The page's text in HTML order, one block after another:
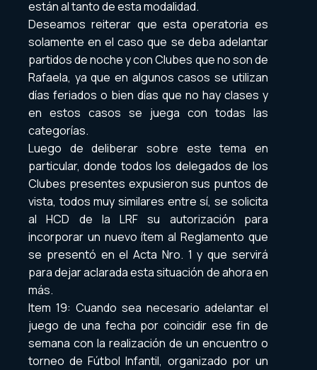
están al tanto de esta modalidad.
Deseamos reiterar que esta operatoria es
solamente en el caso que se deba adelantar
partidos de noche y con Clubes que no son de
Rafaela, ya que en algunos casos se utilizan
días feriados o bien días que no hay clases y
en estos casos se juega con todas las
categorías.
Luego de deliberar sobre este tema en
particular, donde todos los delegados de los
Clubes presentes expusieron sus puntos de
vista, todos muy similares entre sí, se solicita
al HCD de la LRF su autorización para
incorporar un nuevo ítem al Reglamento que
se presentó en el Acta Nro. 1 y que servirá
para dejar aclarada esta situación de ahora en
más.
Item 19: Cuando sea necesario adelantar el
juego de una fecha por coincidir ese fin de
semana con la realización de un encuentro o
torneo de Fútbol Infantil, organizado por un